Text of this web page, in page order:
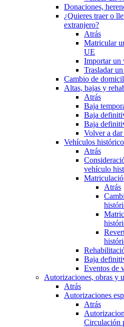
Donaciones,
¿Quieres traer o
extranjero?
Atrás
Matricular
UE
Importar un
Trasladar
Cambio de
Altas, bajas y
Atrás
Baja
Baja
Baja
Volver a
Vehículos
Atrás
vehículo
Atrás
Baja
Eventos de
Autorizaciones, obras y
Atrás
Autorizaciones
Atrás
Circulación